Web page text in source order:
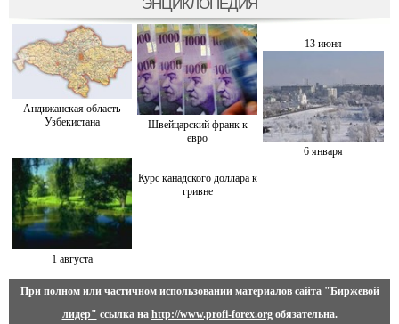
ЭНЦИКЛОПЕДИЯ
Андижанская область
Узбекистана
Швейцарский франк к
евро
13 июня
6 января
1 августа
Курс канадского доллара к
гривне
При полном или частичном использовании материалов сайта "Биржевой
лидер" ссылка на http://www.profi-forex.orgобязательна.